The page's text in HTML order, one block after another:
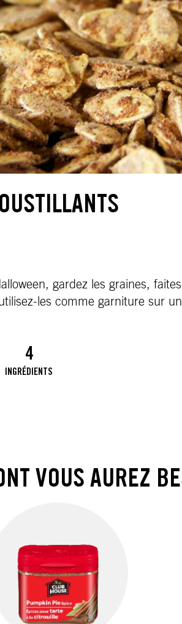
gardez les graines,
les comme garniture sur
4
INGRÉDIENTS
VOUS AUREZ